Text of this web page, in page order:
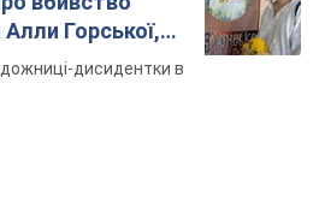
Горської,
та втечу в
дисидентки в